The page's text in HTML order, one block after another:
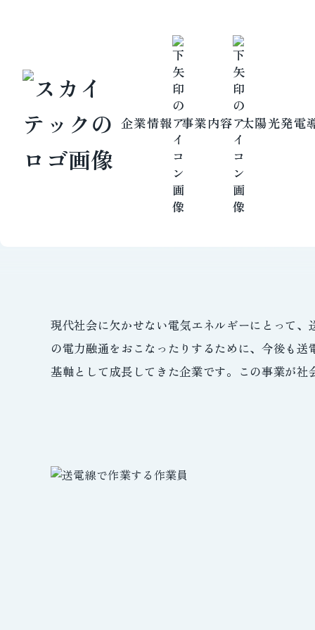
企業情報 事業内容 太陽光発電
送電線事業
現代社会に欠かせない電気エネルギーにとって
の電力融通をおこなったりするために、今後も
基軸として成長してきた企業です。この事業が